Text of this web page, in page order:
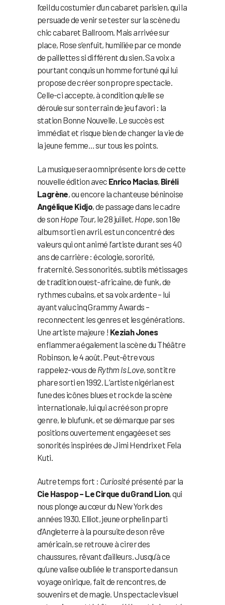
l’œil du costumier d’un cabaret parisien, qui la
persuade de venir se tester sur la scène du
chic cabaret Ballroom. Mais arrivée sur
place, Rose s’enfuit, humiliée par ce monde
de paillettes si différent du sien. Sa voix a
pourtant conquis un homme fortuné qui lui
propose de créer son propre spectacle.
Celle-ci accepte, à condition qu’elle se
déroule sur son terrain de jeu favori : la
station Bonne Nouvelle. Le succès est
immédiat et risque bien de changer la vie de
la jeune femme… sur tous les points.
La musique sera omniprésente lors de cette
nouvelle édition avec Enrico Macias, Biréli
Lagrène, ou encore la chanteuse béninoise
Angélique Kidjo, de passage dans le cadre
de son Hope Tour, le 28 juillet. Hope, son 18e
album sorti en avril, est un concentré des
valeurs qui ont animé l’artiste durant ses 40
ans de carrière : écologie, sororité,
fraternité. Ses sonorités, subtils métissages
de tradition ouest-africaine, de funk, de
rythmes cubains, et sa voix ardente – lui
ayant valu cinq Grammy Awards –
reconnectent les genres et les générations.
Une artiste majeure ! Keziah Jones
enflammera également la scène du Théâtre
Robinson, le 4 août. Peut-être vous
rappelez-vous de Rythm Is Love, son titre
phare sorti en 1992. L’artiste nigérian est
l’une des icônes blues et rock de la scène
internationale, lui qui a créé son propre
genre, le blufunk, et se démarque par ses
positions ouvertement engagées et ses
sonorités inspirées de Jimi Hendrix et Fela
Kuti.
Autre temps fort : Curiosité présenté par la
Cie Haspop – Le Cirque du Grand Lion, qui
nous plonge au cœur du New York des
années 1930. Elliot, jeune orphelin parti
d’Angleterre à la poursuite de son rêve
américain, se retrouve à cirer des
chaussures, rêvant d’ailleurs. Jusqu’à ce
qu’une valise oubliée le transporte dans un
voyage onirique, fait de rencontres, de
souvenirs et de magie. Un spectacle visuel